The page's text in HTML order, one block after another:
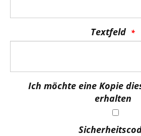
Textfeld
Ich möchte eine Kopie
erhalten